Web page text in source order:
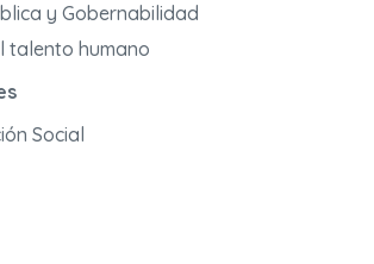
y Gobernabilidad
talento humano
Social